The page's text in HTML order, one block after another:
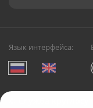
Язык интерфейса:
Служба